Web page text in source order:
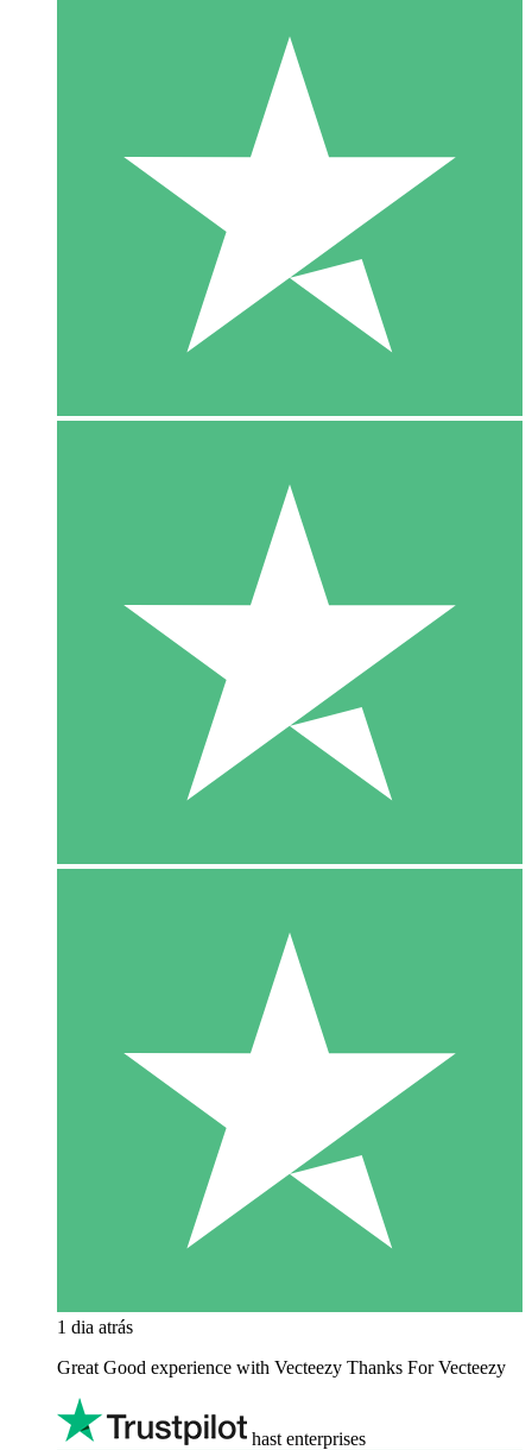
1 dia atrás
Great Good experience with Vecteezy Thanks For Vecteezy
hast enterprises